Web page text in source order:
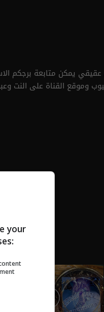
عقيقي يمكن متابعة برجكم
وموقع القناة على النت
your